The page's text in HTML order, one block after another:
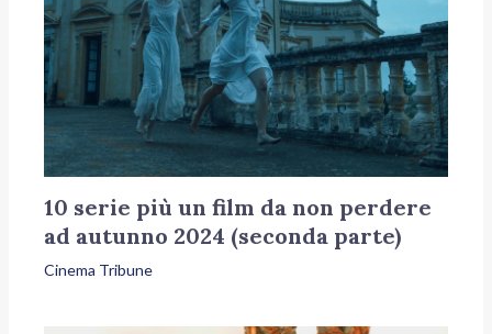
10 serie più un film da non perdere
ad autunno 2024 (seconda parte)
Cinema Tribune